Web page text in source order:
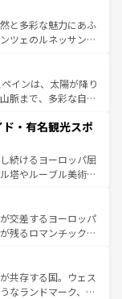
と多彩な魅力にあふ
ツェのルネッサンス
アマルフィ海岸の絶
の合間には、本場の
理を堪能することも
い旅をしてみよう！
インは、太陽が降り
脈まで、多彩な自然
ラメンコ、熱気あふ
活の一部となってい
気や、バルセロナの
代ローマ遺跡や中世
るスペインはその個
する。 なお、新着のスペイン情報は コ
・有名観光スポ
続けるヨーロッパ屈
塔やルーブル美術館
な宮殿、歴史的な大
然が、訪れる者を心
の国としても知ら
ス、プロヴァンスの
しみ方が可能だ。さ
ており、どの街角に
交差するヨーロッパ
残るロマンチック街
きることがない。ベ
アルプスの絶景、そ
風景は必見。ビール
共存する国。ウェス
なランドマーク、歴